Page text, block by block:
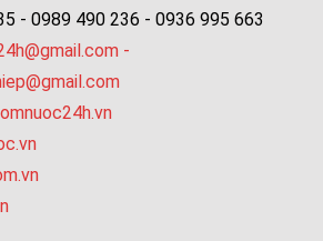
- 0989 490 236 - 0936 995 663
-